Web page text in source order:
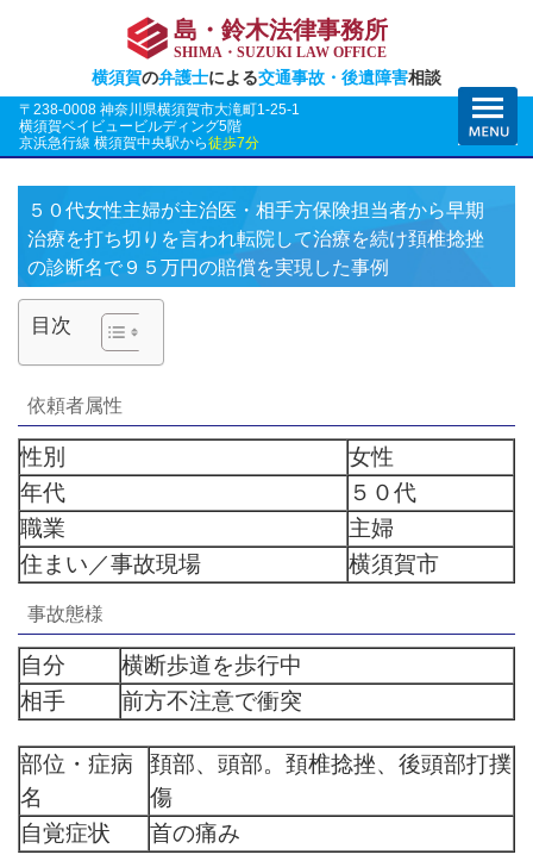
島・鈴木法律事務所
SHIMA・SUZUKI LAW OFFICE
横須賀の弁護士による交通事故・後遺障害相談
〒238-0008 神奈川県横須賀市大滝町1-25-1
横須賀ベイビュービルディング5階
京浜急行線 横須賀中央駅から徒歩7分
５０代女性主婦が主治医・相手方保険担当者から早期
治療を打ち切りを言われ転院して治療を続け頚椎捻挫
の診断名で９５万円の賠償を実現した事例
目次
依頼者属性
性別
女性
年代
５０代
職業
主婦
住まい／事故現場
横須賀市
事故態様
自分
横断歩道を歩行中
相手
前方不注意で衝突
部位・症病
名
頚部、頭部。頚椎捻挫、後頭部打撲
傷
自覚症状
首の痛み